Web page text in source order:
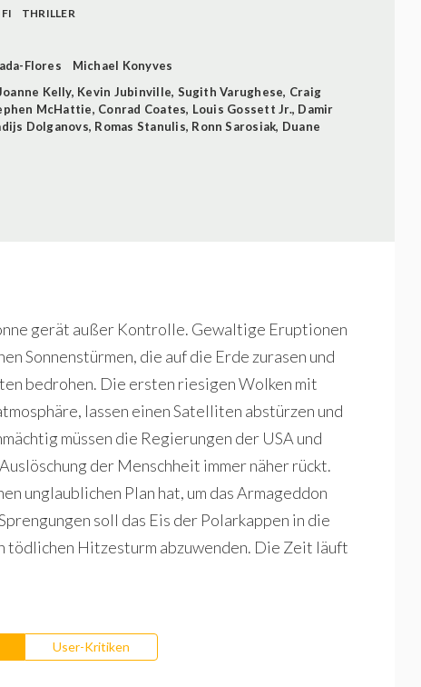
THRILLER
Flores Michael Konyves
Kelly, Kevin Jubinville, Sugith Varughese, Craig
McHattie, Conrad Coates, Louis Gossett Jr., Damir
Dolganovs, Romas Stanulis, Ronn Sarosiak, Duane
gerät außer Kontrolle. Gewaltige Eruptionen
Sonnenstürmen, die auf die Erde zurasen und
bedrohen. Die ersten riesigen Wolken mit
lassen einen Satelliten abstürzen und
müssen die Regierungen der USA und
der Menschheit immer näher rückt.
unglaublichen Plan hat, um das Armageddon
soll das Eis der Polarkappen in die
tödlichen Hitzesturm abzuwenden. Die Zeit läuft
User-Kritiken